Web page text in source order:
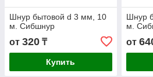
Шнур бытовой d 3 мм, 10
м. Сибшнур
от 320 ₸
Купить
Шнур
м.
от